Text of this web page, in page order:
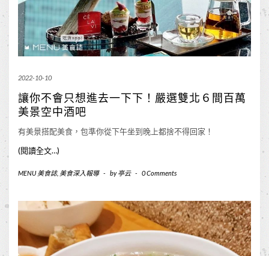
2022-10-10
讓你不會只想進去一下下！嚴選雙北６間百萬
美景空中酒吧
有美景搭配美食，包準你從下午坐到晚上都捨不得回家！
(閱讀全文…)
MENU 美食誌, 美食深入報導 - by亭云 - 0 Comments